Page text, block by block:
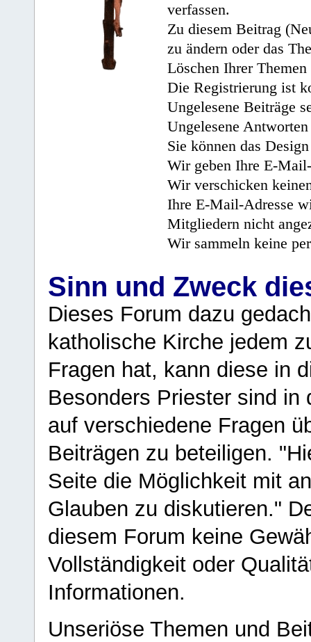
verfassen.
Zu diesem Beitrag
zu ändern oder das
Löschen Ihrer
Die Registrierung ist
Ungelesene Beiträge
Ungelesene
Sie können das
Wir geben Ihre E-
Wir verschicken
Ihre E-Mail-Adresse
Mitgliedern nicht
Wir sammeln keine
Sinn und Zweck
Dieses Forum dazu
katholische Kirche jedem
Fragen hat, kann diese in
Besonders Priester sind in
auf verschiedene Fragen
Beiträgen zu beteiligen.
Seite die Möglichkeit mit
Glauben zu diskutieren."
diesem Forum keine
Vollständigkeit oder
Informationen.
Unseriöse Themen und